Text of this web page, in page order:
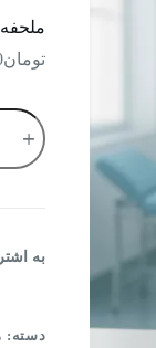
ملحفه یکبار
تومان
ملحفه
یکبار
مصرف
گرم
به
دسته: